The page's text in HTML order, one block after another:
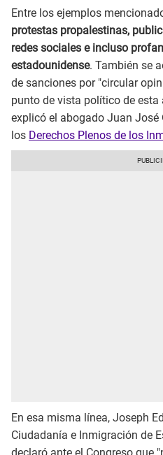
Entre los ejemplos
protestas propalestinas,
redes sociales e incluso
estadounidense. También se
de sanciones por "circular
punto de vista político de esta
explicó el abogado Juan José
los Derechos Plenos de los
En esa misma línea, Joseph
Ciudadanía e Inmigración de